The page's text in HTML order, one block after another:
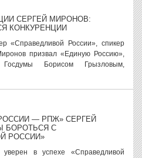
СЕРГЕЙ МИРОНОВ:
КОНКУРЕНЦИИ
«Справедливой России», спикер
призвал «Единую Россию»,
Госдумы Борисом Грызловым,
— РПЖ» СЕРГЕЙ
БОРОТЬСЯ С
РОССИИ»
в успехе «Справедливой